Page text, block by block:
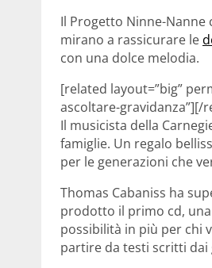
Il Progetto Ninne-Nanne
mirano a rassicurare le
con una dolce melodia.
[related layout=”big”
ascoltare-gravidanza”][/
Il musicista della
famiglie. Un regalo
per le generazioni che
Thomas Cabaniss ha
prodotto il primo cd,
possibilità in più per chi
partire da testi scritti